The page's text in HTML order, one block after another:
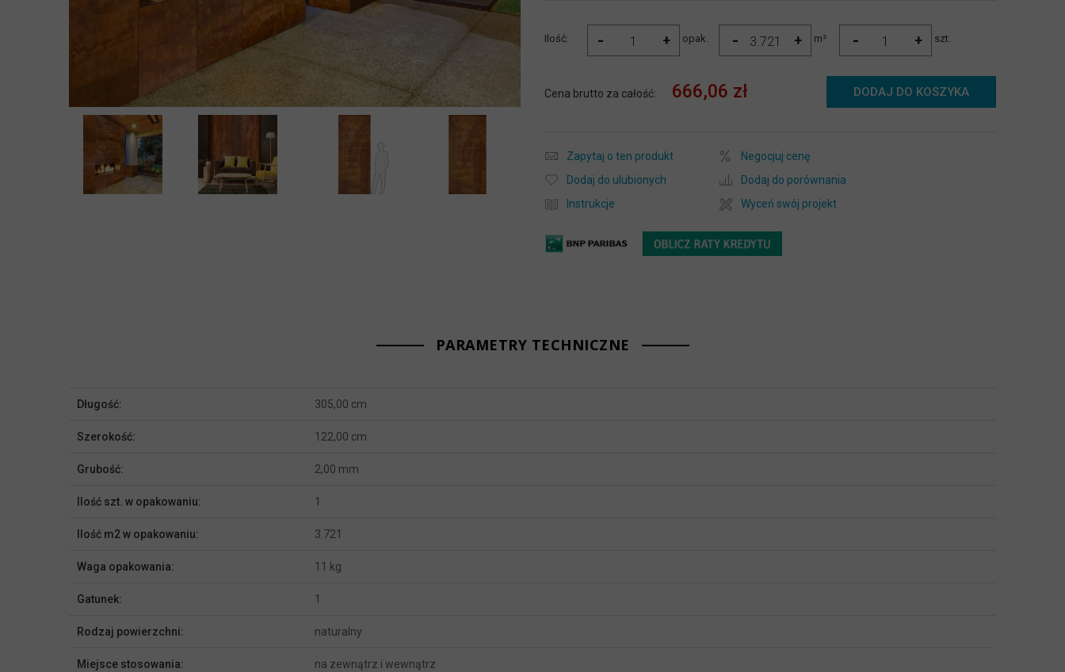
Ilość: - + opak. - + m² - + szt.
Cena brutto za całość: 666,06 zł DODAJ DO KOSZYKA
Zapytaj o ten produkt
Negocjuj cenę
Dodaj do ulubionych
Dodaj do porównania
Instrukcje
Wyceń swój projekt
PARAMETRY TECHNICZNE
Więcej
Długość: 305,00 cm
Szerokość: 122,00 cm
Grubość: 2,00 mm
Ilość szt. w opakowaniu: 1
Ilość m2 w opakowaniu: 3.721
Waga opakowania: 11 kg
Gatunek: 1
Rodzaj powierzchni: naturalny
Miejsce stosowania: na zewnątrz i wewnątrz